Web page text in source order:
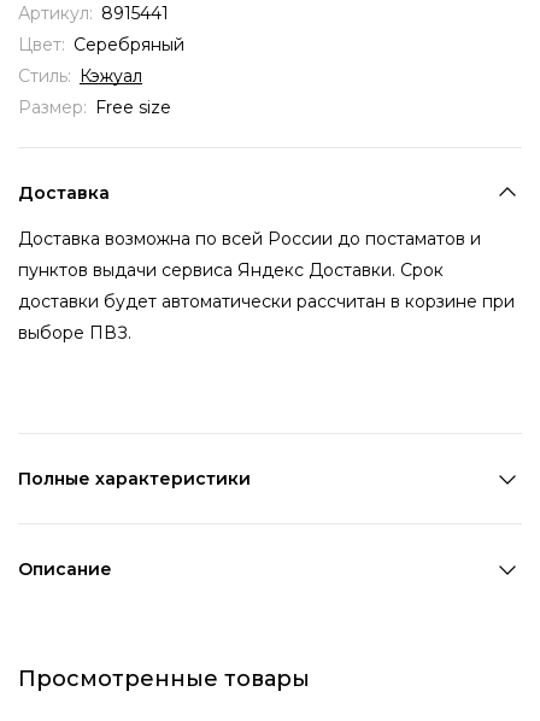
Артикул: 8915441
Цвет: Серебряный
Стиль: Кэжуал
Размер: Free size
Доставка
Доставка возможна по всей России до постаматов и
пунктов выдачи сервиса Яндекс Доставки. Срок
доставки будет автоматически рассчитан в корзине при
выборе ПВЗ.
Полные характеристики
Возраст: Взрослый
Описание
помощником в стилизации образов. Широкое кольцо
Просмотренные товары